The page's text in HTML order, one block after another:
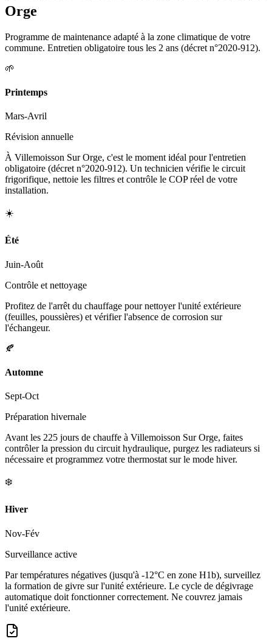
Orge
Programme de maintenance adapté à la zone climatique de votre
commune. Entretien obligatoire tous les 2 ans (décret n°2020-912).
🌱
Printemps
Mars-Avril
Révision annuelle
À Villemoisson Sur Orge, c'est le moment idéal pour l'entretien
obligatoire (décret n°2020-912). Un technicien vérifie le circuit
frigorifique, nettoie les filtres et contrôle le COP réel de votre
installation.
☀️
Été
Juin-Août
Contrôle et nettoyage
Profitez de l'arrêt du chauffage pour nettoyer l'unité extérieure
(feuilles, poussières) et vérifier l'absence de corrosion sur
l'échangeur.
🍂
Automne
Sept-Oct
Préparation hivernale
Avant les 225 jours de chauffe à Villemoisson Sur Orge, faites
contrôler la pression du circuit hydraulique, purgez les radiateurs si
nécessaire et programmez votre thermostat sur le mode hiver.
❄️
Hiver
Nov-Fév
Surveillance active
Par températures négatives (jusqu'à -12°C en zone H1b), surveillez
la formation de givre sur l'unité extérieure. Le cycle de dégivrage
automatique doit fonctionner correctement. Ne couvrez jamais
l'unité extérieure.